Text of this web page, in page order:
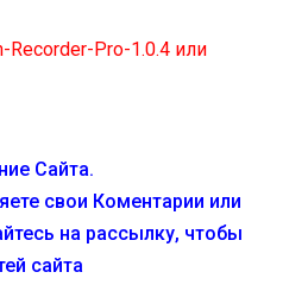
Rеcorder-Pro-1.0.4 или
Сайта.
свои Коментарии или
на рассылку, чтобы
сайта